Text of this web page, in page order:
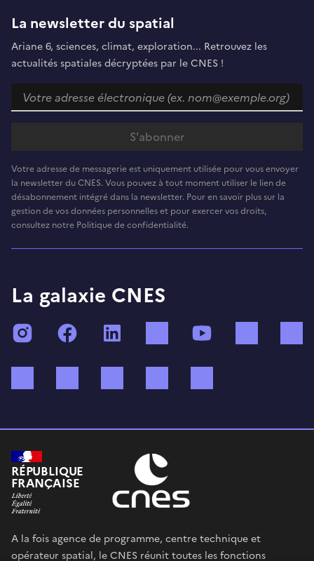
La newsletter du spatial
Ariane 6, sciences, climat, exploration... Retrouvez les
actualités spatiales décryptées par le CNES !
Votre adresse de messagerie est uniquement utilisée pour vous envoyer
la newsletter du CNES. Vous pouvez à tout moment utiliser le lien de
désabonnement intégré dans la newsletter. Pour en savoir plus sur la
gestion de vos données personnelles et pour exercer vos droits,
consultez notre Politique de confidentialité.
La galaxie CNES
InstagramFacebook TikTok
RÉPUBLIQUE
FRANÇAISE
A la fois agence de programme, centre technique et
opérateur spatial, le CNES réunit toutes les fonctions